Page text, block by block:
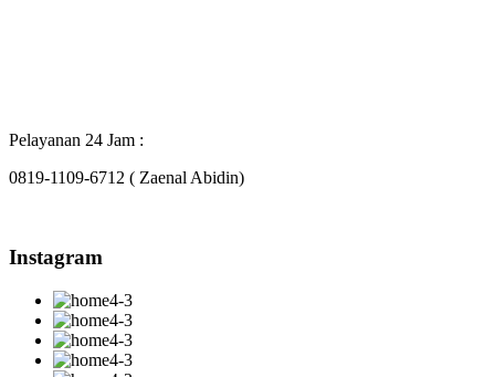
Pelayanan 24 Jam :
0819-1109-6712 ( Zaenal Abidin)
Instagram